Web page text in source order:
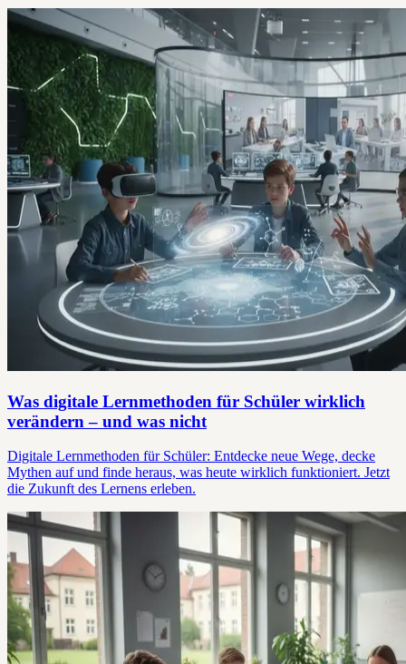
Was digitale Lernmethoden für Schüler wirklich
verändern – und was nicht
Digitale Lernmethoden für Schüler: Entdecke neue Wege, decke
Mythen auf und finde heraus, was heute wirklich funktioniert. Jetzt
die Zukunft des Lernens erleben.